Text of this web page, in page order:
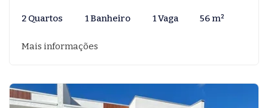
2 Quartos 1 Banheiro 1 Vaga 56 m²
Mais informações